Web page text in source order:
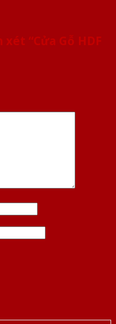
“Cửa Gỗ HDF